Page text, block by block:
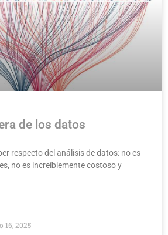
de los datos
respecto del análisis de datos: no es
no es increíblemente costoso y
16, 2025